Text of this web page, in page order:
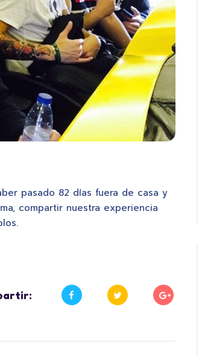
pasado 82 días fuera de casa y
compartir nuestra experiencia